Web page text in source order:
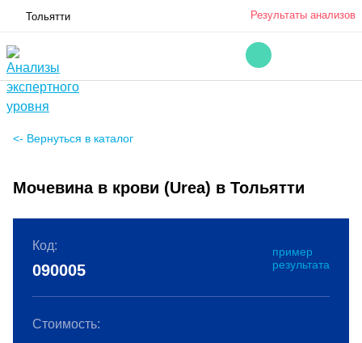
Тольятти Результаты анализов
<- Вернуться в каталог
Мочевина в крови (Urea) в Тольятти
Код:
пример
результата
090005
Стоимость: